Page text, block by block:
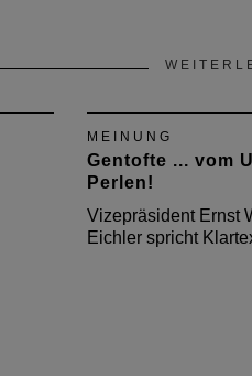
MEINUNG
Gentofte ... vom
Perlen!
Vizepräsident Ernst
Eichler spricht